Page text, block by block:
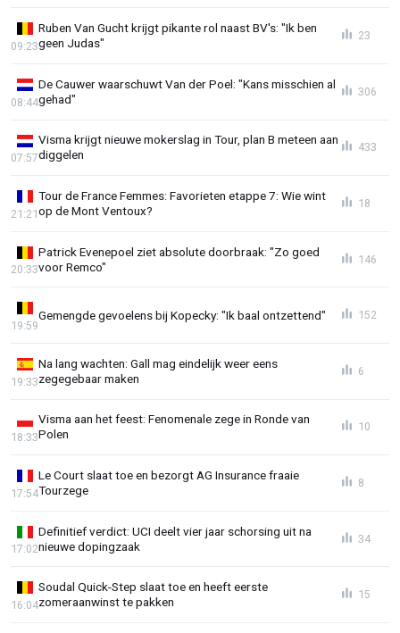
Ruben Van Gucht krijgt pikante rol naast BV's: "Ik ben
geen Judas"
09:23
23
De Cauwer waarschuwt Van der Poel: "Kans misschien al
gehad"
08:44
306
Visma krijgt nieuwe mokerslag in Tour, plan B meteen aan
diggelen
07:57
433
Tour de France Femmes: Favorieten etappe 7: Wie wint
op de Mont Ventoux?
21:21
18
Patrick Evenepoel ziet absolute doorbraak: "Zo goed
voor Remco"
20:33
146
Gemengde gevoelens bij Kopecky: "Ik baal ontzettend"
19:59
152
Na lang wachten: Gall mag eindelijk weer eens
zegegebaar maken
19:33
6
Visma aan het feest: Fenomenale zege in Ronde van
Polen
18:33
10
Le Court slaat toe en bezorgt AG Insurance fraaie
Tourzege
17:54
8
Definitief verdict: UCI deelt vier jaar schorsing uit na
nieuwe dopingzaak
17:02
34
Soudal Quick-Step slaat toe en heeft eerste
zomeraanwinst te pakken
16:04
15